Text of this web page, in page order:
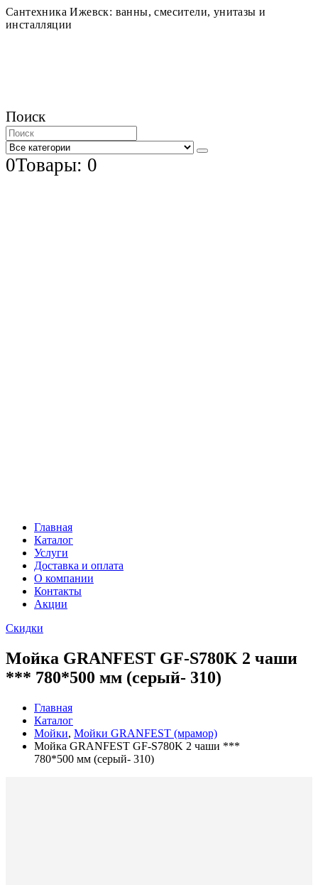
Сантехника Ижевск: ванны, смесители, унитазы и
инсталляции
Поиск
0Товары: 0
Главная
Каталог
Услуги
Доставка и оплата
О компании
Контакты
Акции
Скидки
Мойка GRANFEST GF-S780K 2 чаши
*** 780*500 мм (серый- 310)
Главная
Каталог
Мойки, Мойки GRANFEST (мрамор)
Мойка GRANFEST GF-S780K 2 чаши ***
780*500 мм (серый- 310)